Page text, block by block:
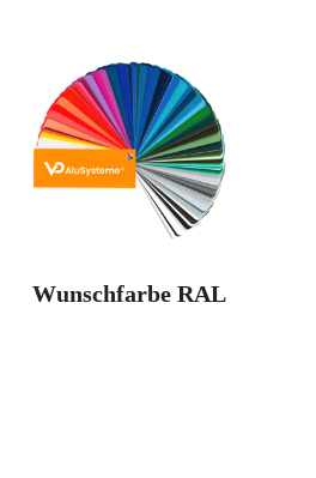
Wunschfarbe RAL